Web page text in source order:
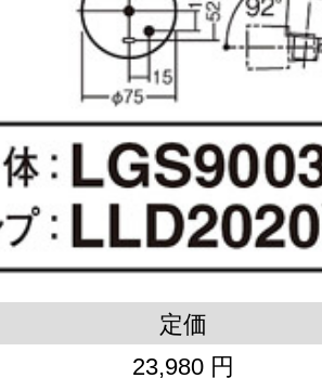
定価
23,980 円